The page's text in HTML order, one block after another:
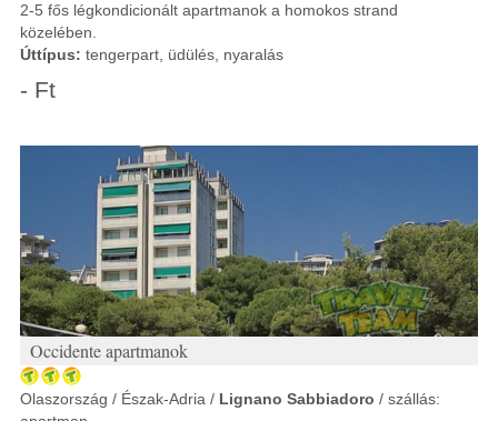
2-5 fős légkondicionált apartmanok a homokos strand
közelében.
Úttípus: tengerpart, üdülés, nyaralás
- Ft
Occidente apartmanok
Olaszország / Észak-Adria / Lignano Sabbiadoro / szállás: